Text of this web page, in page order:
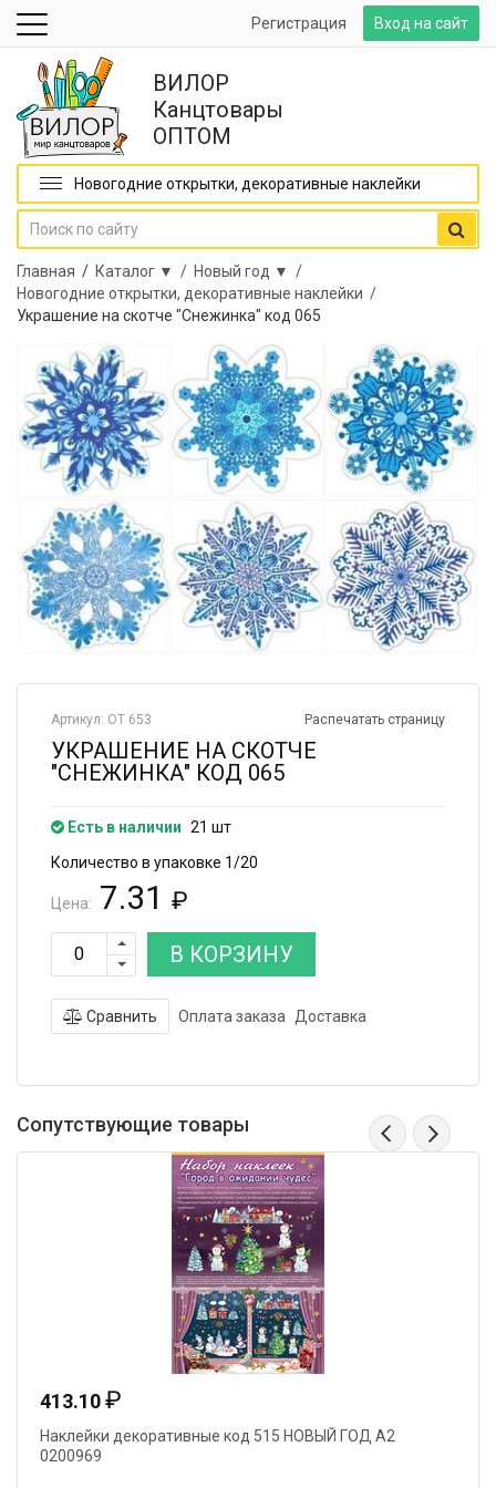
Вход на сайт
Регистрация
ВИЛОР
Канцтовары
ОПТОМ
Новогодние открытки, декоративные наклейки
Главная / Каталог ▼ / Новый год ▼ /
Новогодние открытки, декоративные наклейки /
Украшение на скотче "Снежинка" код 065
Распечатать страницу
Артикул: ОТ 653
УКРАШЕНИЕ НА СКОТЧЕ
"СНЕЖИНКА" КОД 065
Есть в наличии 21 шт
Количество в упаковке 1/20
Цена: 7.31 ₽
В КОРЗИНУ
Сравнить Оплата заказа Доставка
Сопутствующие товары
413.10₽
Наклейки декоративные код 515 НОВЫЙ ГОД А2
0200969